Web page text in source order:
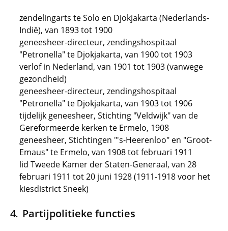
zendelingarts te Solo en Djokjakarta (Nederlands-
Indië), van 1893 tot 1900
geneesheer-directeur, zendingshospitaal
"Petronella" te Djokjakarta, van 1900 tot 1903
verlof in Nederland, van 1901 tot 1903 (vanwege
gezondheid)
geneesheer-directeur, zendingshospitaal
"Petronella" te Djokjakarta, van 1903 tot 1906
tijdelijk geneesheer, Stichting "Veldwijk" van de
Gereformeerde kerken te Ermelo, 1908
geneesheer, Stichtingen "'s-Heerenloo" en "Groot-
Emaus" te Ermelo, van 1908 tot februari 1911
lid Tweede Kamer der Staten-Generaal, van 28
februari 1911 tot 20 juni 1928 (1911-1918 voor het
kiesdistrict Sneek)
Partijpolitieke functies